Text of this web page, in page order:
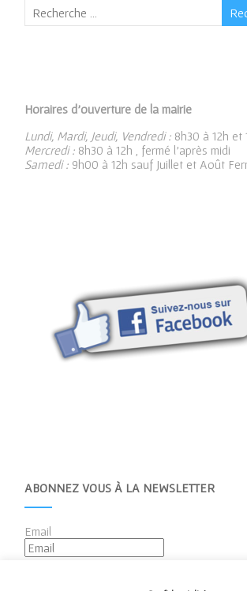
Horaires d’ouverture de la mairie
Lundi, Mardi, Jeudi, Vendredi : 8h30 à 12h et
Mercredi : 8h30 à 12h , fermé l’après midi
Samedi : 9h00 à 12h sauf Juillet et Août
ABONNEZ VOUS À LA NEWSLETTER
Email